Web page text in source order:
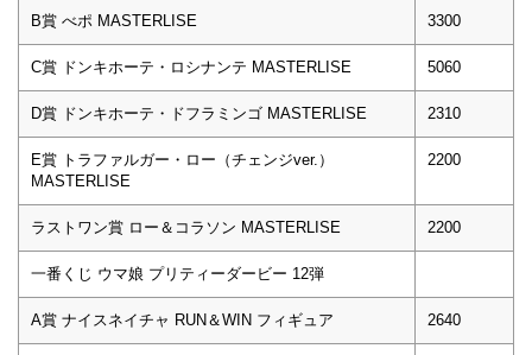
B賞 べポ MASTERLISE 3300
C賞 ドンキホーテ・ロシナンテ MASTERLISE 5060
D賞 ドンキホーテ・ドフラミンゴ MASTERLISE 2310
E賞 トラファルガー・ロー（チェンジver.）
MASTERLISE
2200
ラストワン賞 ロー＆コラソン MASTERLISE 2200
一番くじ ウマ娘 プリティーダービー 12弾
A賞 ナイスネイチャ RUN＆WIN フィギュア 2640